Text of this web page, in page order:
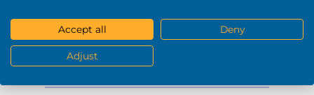
Mostra di più
DVD / Blu-Ray
Accept all Deny
Adjust